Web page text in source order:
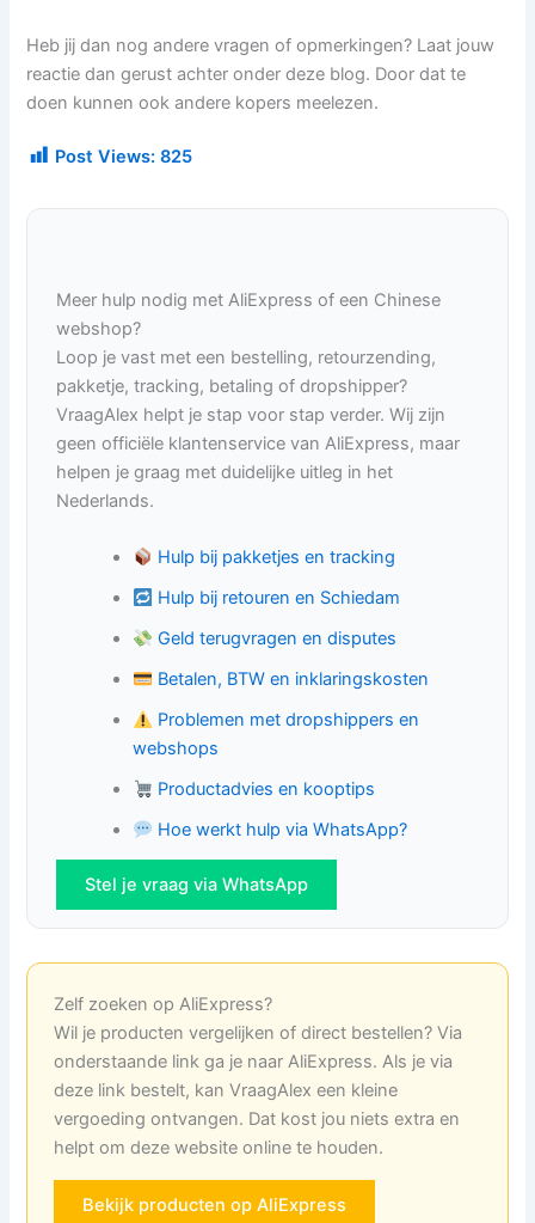
Heb jij dan nog andere vragen of opmerkingen? Laat jouw
reactie dan gerust achter onder deze blog. Door dat te
doen kunnen ook andere kopers meelezen.
Post Views: 825
Meer hulp nodig met AliExpress of een Chinese
webshop?
Loop je vast met een bestelling, retourzending,
pakketje, tracking, betaling of dropshipper?
VraagAlex helpt je stap voor stap verder. Wij zijn
geen officiële klantenservice van AliExpress, maar
helpen je graag met duidelijke uitleg in het
Nederlands.
Hulp bij pakketjes en tracking
Hulp bij retouren en Schiedam
Geld terugvragen en disputes
Betalen, BTW en inklaringskosten
Problemen met dropshippers en
webshops
Productadvies en kooptips
Hoe werkt hulp via WhatsApp?
Stel je vraag via WhatsApp
Zelf zoeken op AliExpress?
Wil je producten vergelijken of direct bestellen? Via
onderstaande link ga je naar AliExpress. Als je via
deze link bestelt, kan VraagAlex een kleine
vergoeding ontvangen. Dat kost jou niets extra en
helpt om deze website online te houden.
Bekijk producten op AliExpress